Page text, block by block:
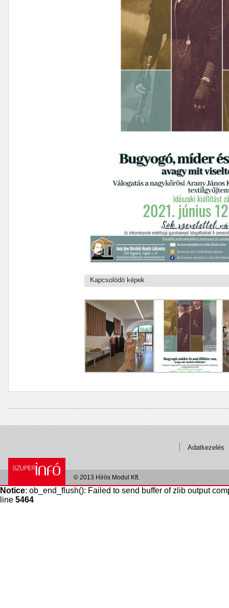
Kapcsolódó képek
Adatkezelés
© 2013 Hírös Modul Kft.
Notice: ob_end_flush(): Failed to send buffer of zlib output
line 5464